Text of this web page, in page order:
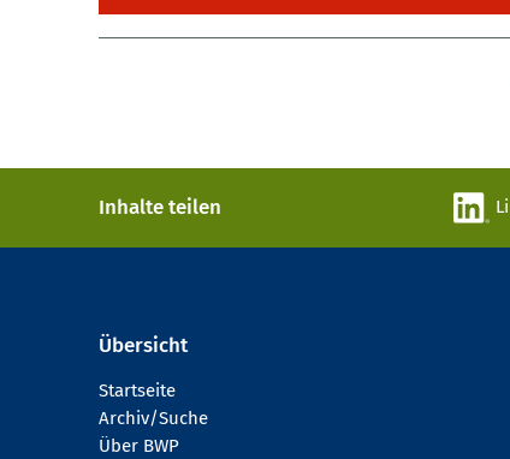
Inhalte teilen
Übersicht
Startseite
Archiv/Suche
Über BWP